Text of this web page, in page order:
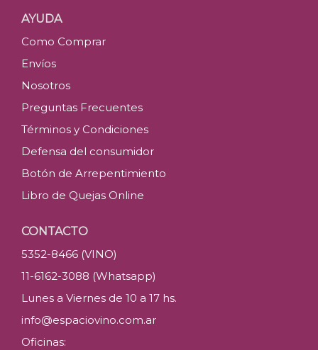
AYUDA
Como Comprar
Envíos
Nosotros
Preguntas Frecuentes
Términos y Condiciones
Defensa del consumidor
Botón de Arrepentimiento
Libro de Quejas Online
CONTACTO
5352-8466 (VINO)
11-6162-3088 (Whatsapp)
Lunes a Viernes de 10 a 17 hs.
info@espaciovino.com.ar
Oficinas: